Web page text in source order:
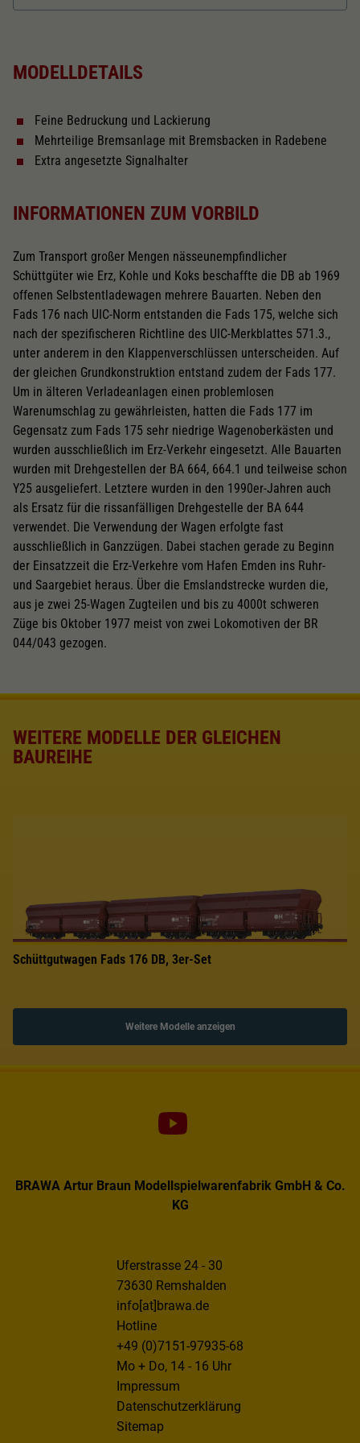
Kurzkupplungskinematik
2188
Tauschsatz für Wechselstrom
MODELLDETAILS
Feine Bedruckung und Lackierung
Mehrteilige Bremsanlage mit Bremsbacken in Radebene
Extra angesetzte Signalhalter
INFORMATIONEN ZUM VORBILD
Zum Transport großer Mengen nässeunempfindlicher
Schüttgüter wie Erz, Kohle und Koks beschaffte die DB ab 1969
offenen Selbstentladewagen mehrere Bauarten. Neben den
Fads 176 nach UIC-Norm entstanden die Fads 175, welche sich
nach der spezifischeren Richtline des UIC-Merkblattes 571.3.,
unter anderem in den Klappenverschlüssen unterscheiden. Auf
der gleichen Grundkonstruktion entstand zudem der Fads 177.
Um in älteren Verladeanlagen einen problemlosen
Warenumschlag zu gewährleisten, hatten die Fads 177 im
Gegensatz zum Fads 175 sehr niedrige Wagenoberkästen und
wurden ausschließlich im Erz-Verkehr eingesetzt. Alle Bauarten
wurden mit Drehgestellen der BA 664, 664.1 und teilweise schon
Y25 ausgeliefert. Letztere wurden in den 1990er-Jahren auch
als Ersatz für die rissanfälligen Drehgestelle der BA 644
verwendet. Die Verwendung der Wagen erfolgte fast
ausschließlich in Ganzzügen. Dabei stachen gerade zu Beginn
der Einsatzzeit die Erz-Verkehre vom Hafen Emden ins Ruhr-
und Saargebiet heraus. Über die Emslandstrecke wurden die,
aus je zwei 25-Wagen Zugteilen und bis zu 4000t schweren
Züge bis Oktober 1977 meist von zwei Lokomotiven der BR
044/043 gezogen.
WEITERE MODELLE DER GLEICHEN
BAUREIHE
Schüttgutwagen Fads 176 DB, 3er-Set
Weitere Modelle anzeigen
BRAWA Artur Braun Modellspielwarenfabrik GmbH & Co.
KG
Uferstrasse 24 - 30
73630 Remshalden
info[at]brawa.de
Hotline
+49 (0)7151-97935-68
Mo + Do, 14 - 16 Uhr
Impressum
Datenschutzerklärung
Sitemap
Webseiten-Betreiber dies eingestellt hat.